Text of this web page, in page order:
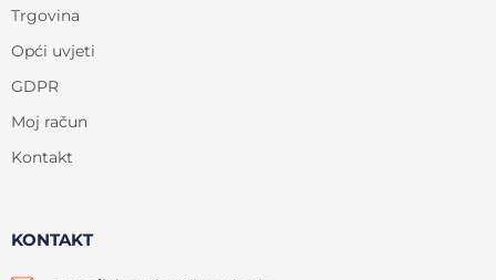
Trgovina
Opći uvjeti
GDPR
Moj račun
Kontakt
KONTAKT